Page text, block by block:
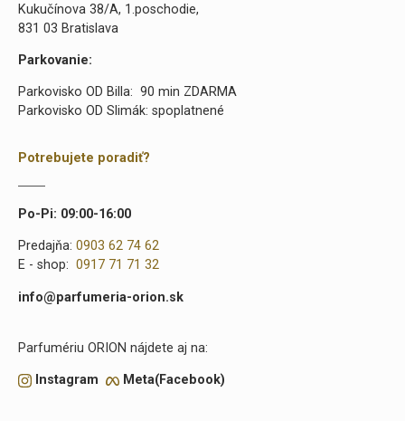
Kukučínova 38/A, 1.poschodie,
831 03 Bratislava
Parkovanie:
Parkovisko OD Billa: 90 min ZDARMA
Parkovisko OD Slimák: spoplatnené
Potrebujete poradiť?
Po-Pi: 09:00-16:00
Predajňa: 0903 62 74 62
E - shop: 0917 71 71 32
info@parfumeria-orion.sk
Parfumériu ORION nájdete aj na:
Instagram Meta(Facebook)